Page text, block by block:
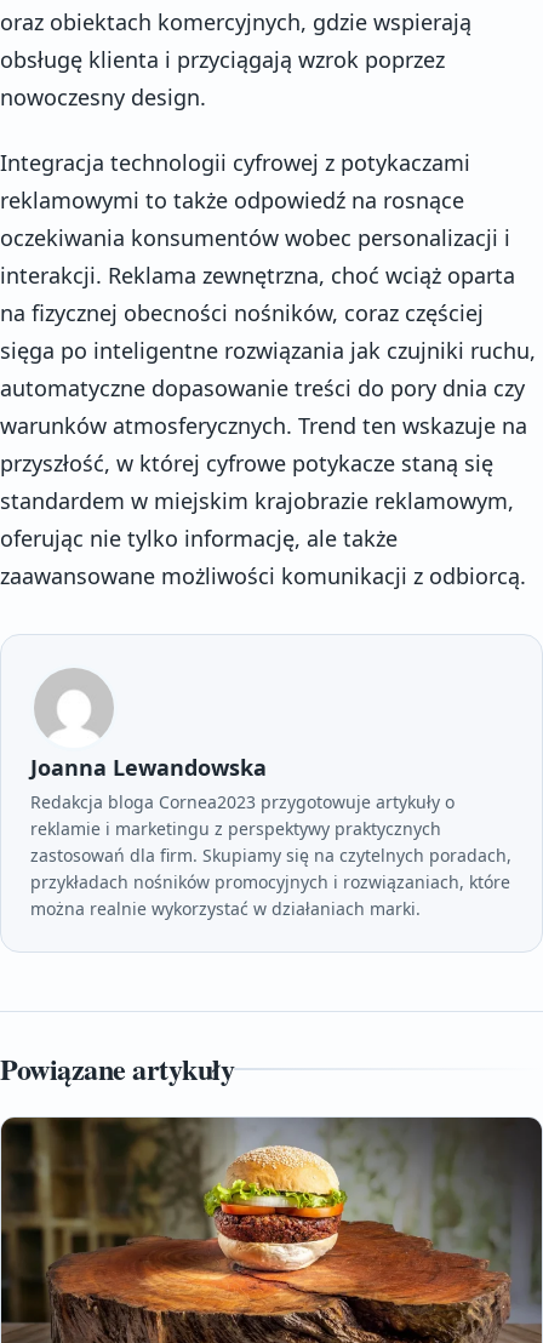
oraz obiektach komercyjnych, gdzie wspierają
obsługę klienta i przyciągają wzrok poprzez
nowoczesny design.
Integracja technologii cyfrowej z potykaczami
reklamowymi to także odpowiedź na rosnące
oczekiwania konsumentów wobec personalizacji i
interakcji. Reklama zewnętrzna, choć wciąż oparta
na fizycznej obecności nośników, coraz częściej
sięga po inteligentne rozwiązania jak czujniki ruchu,
automatyczne dopasowanie treści do pory dnia czy
warunków atmosferycznych. Trend ten wskazuje na
przyszłość, w której cyfrowe potykacze staną się
standardem w miejskim krajobrazie reklamowym,
oferując nie tylko informację, ale także
zaawansowane możliwości komunikacji z odbiorcą.
Joanna Lewandowska
Redakcja bloga Cornea2023 przygotowuje artykuły o
reklamie i marketingu z perspektywy praktycznych
zastosowań dla firm. Skupiamy się na czytelnych poradach,
przykładach nośników promocyjnych i rozwiązaniach, które
można realnie wykorzystać w działaniach marki.
Powiązane artykuły